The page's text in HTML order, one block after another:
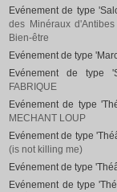
Evénement de type
des Minéraux
Bien-être
Evénement de type
Evénement de type
FABRIQUE
Evénement de type
MECHANT LOUP
Evénement de type
(is not killing me)
Evénement de type
Evénement de type